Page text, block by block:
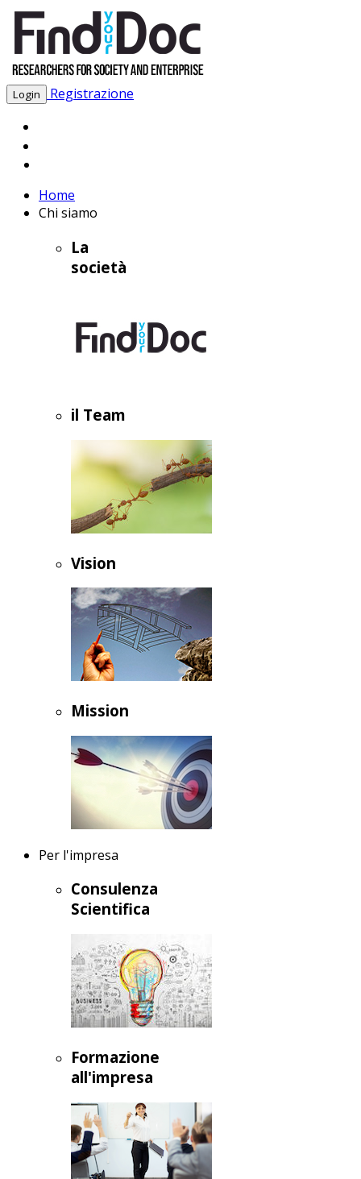
Login Registrazione
Home
Chi siamo
La
società
il Team
Vision
Mission
Per l'impresa
Consulenza
Scientifica
Formazione
all'impresa